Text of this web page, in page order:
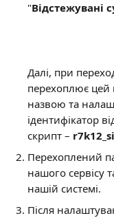
"Відстежувані
Далі, при
перехоплює цей
назвою та
ідентифікатор
скрипт – r7k12_si
Перехоплений
нашого сервісу
нашій системі.
Після